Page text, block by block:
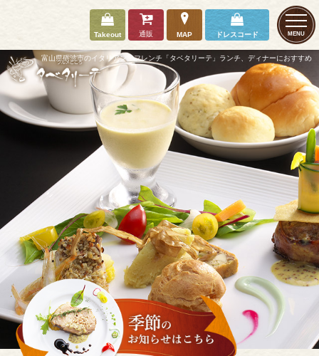
富山県砺波市のイタリアン・フレンチ「タベタリーテ」ランチ、ディナーにおすすめ
MENU
Takeout 通販 MAP ドレスコード